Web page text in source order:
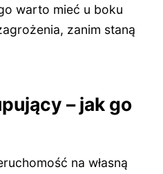
warto mieć u boku
zanim staną
– jak go
na własną